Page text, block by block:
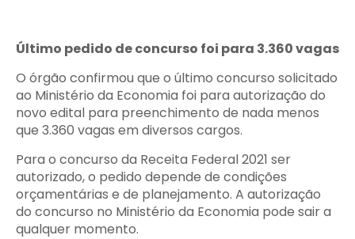
Último pedido de concurso foi para 3.360 vagas
O órgão confirmou que o último concurso solicitado
ao Ministério da Economia foi para autorização do
novo edital para preenchimento de nada menos
que 3.360 vagas em diversos cargos.
Para o concurso da Receita Federal 2021 ser
autorizado, o pedido depende de condições
orçamentárias e de planejamento. A autorização
do concurso no Ministério da Economia pode sair a
qualquer momento.